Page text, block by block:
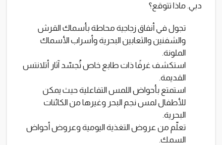
دبي. ماذا تتوقع؟
تجول في أنفاق زجاجية محاطة بأسماك القرش
والشفنين والثعابين البحرية وأسراب الأسماك
الملونة.
استكشف غرفًا ذات طابع خاص تُجسّد آثار أتلانتس
القديمة.
استمتع بأحواض اللمس التفاعلية حيث يمكن
للأطفال لمس نجم البحر وغيرها من الكائنات
البحرية.
تعلّم من عروض التغذية اليومية وعروض أحواض
السمك.